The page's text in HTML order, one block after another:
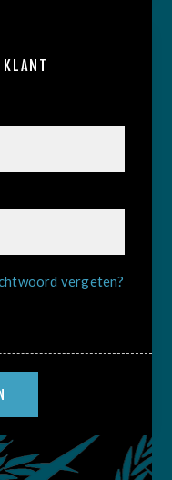
vergeten?